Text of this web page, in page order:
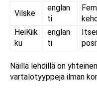
Vilske
englan
ti
HeiKiik
ku
englan
ti
Näillä lehdillä on
vartalotyyppejä ilman